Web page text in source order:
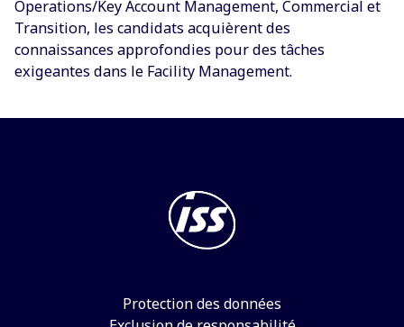
Operations/Key Account Management, Commercial et
Transition, les candidats acquièrent des
connaissances approfondies pour des tâches
exigeantes dans le Facility Management.
Protection des données